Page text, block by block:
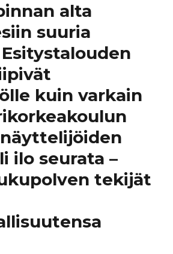
alta
suuria
kuin varkain
ilo seurata –
tekijät